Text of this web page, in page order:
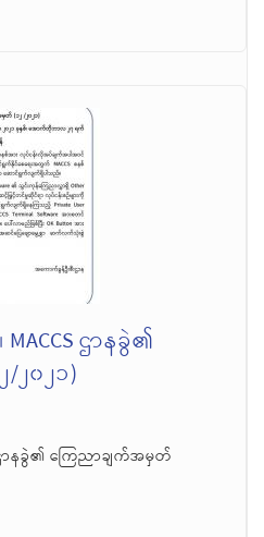
ဌာနခွဲ၏
၂၀၂၁)
ဌာနခွဲ၏ ကြေညာချက်အမှတ်